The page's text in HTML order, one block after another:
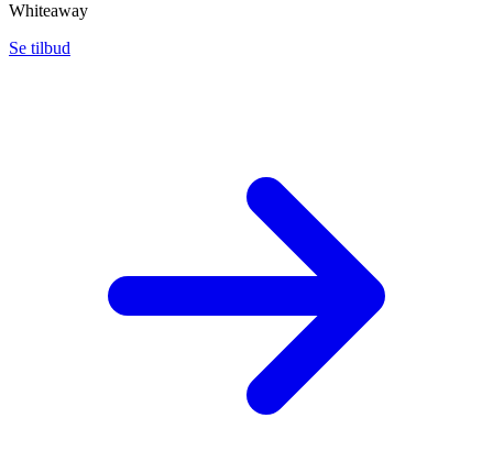
Whiteaway
Se tilbud